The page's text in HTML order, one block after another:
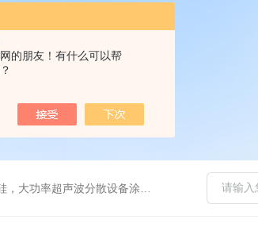
的朋友！有什么可以帮
散设备涂料纳米材料石墨烯分散